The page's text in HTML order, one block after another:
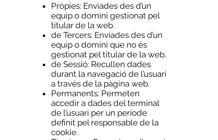
Pròpies: Enviades des d’un
equip o domini gestionat pel
titular de la web.
de Tercers: Enviades des d’un
equip o domini que no és
gestionat pel titular de la web.
de Sessió: Recullen dades
durant la navegació de l’usuari
a través de la pàgina web.
Permanents: Permeten
accedir a dades del terminal
de l’usuari per un període
definit pel responsable de la
cookie.